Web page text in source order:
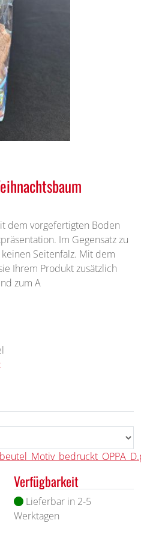
dem vorgefertigten Boden
Im Gegensatz zu
Seitenfalz. Mit dem
Ihrem Produkt zusätzlich
zum A
Verfügbarkeit
Lieferbar in 2-5
Werktagen